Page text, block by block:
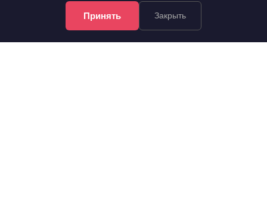
Принять Закрыть